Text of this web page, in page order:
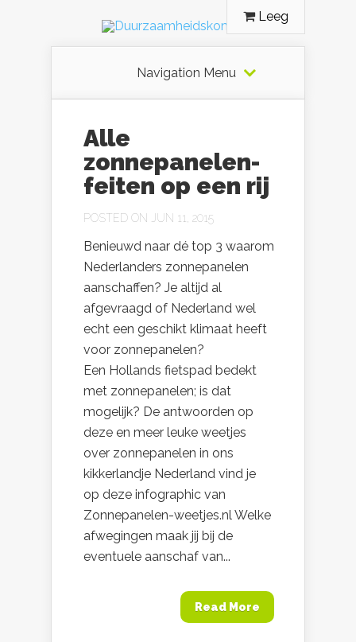
Leeg
Navigation Menu
Alle
zonnepanelen-
feiten op een rij
POSTED ON JUN 11, 2015
Benieuwd naar dé top 3 waarom
Nederlanders zonnepanelen
aanschaffen? Je altijd al
afgevraagd of Nederland wel
echt een geschikt klimaat heeft
voor zonnepanelen?
Een Hollands fietspad bedekt
met zonnepanelen; is dat
mogelijk? De antwoorden op
deze en meer leuke weetjes
over zonnepanelen in ons
kikkerlandje Nederland vind je
op deze infographic van
Zonnepanelen-weetjes.nl Welke
afwegingen maak jij bij de
eventuele aanschaf van...
Read More